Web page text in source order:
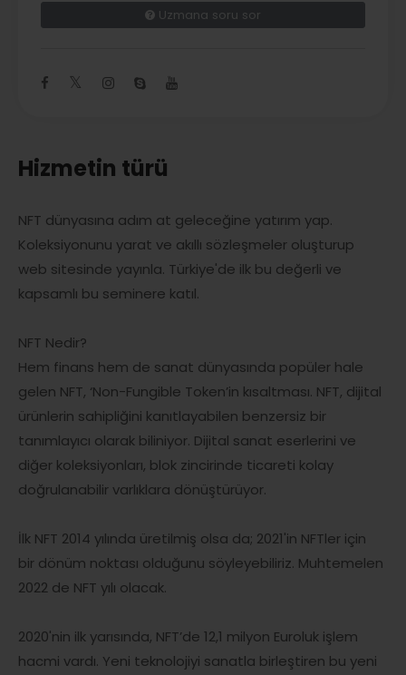
Uzmana soru sor
Hizmetin türü
NFT dünyasına adım at geleceğine yatırım yap.
Koleksiyonunu yarat ve akıllı sözleşmeler oluşturup
web sitesinde yayınla. Türkiye'de ilk bu değerli ve
kapsamlı bu seminere katıl.
NFT Nedir?
Hem finans hem de sanat dünyasında popüler hale
gelen NFT, ‘Non-Fungible Token’in kısaltması. NFT, dijital
ürünlerin sahipliğini kanıtlayabilen benzersiz bir
tanımlayıcı olarak biliniyor. Dijital sanat eserlerini ve
diğer koleksiyonları, blok zincirinde ticareti kolay
doğrulanabilir varlıklara dönüştürüyor.
İlk NFT 2014 yılında üretilmiş olsa da; 2021'in NFTler için
bir dönüm noktası olduğunu söyleyebiliriz. Muhtemelen
2022 de NFT yılı olacak.
2020'nin ilk yarısında, NFT’de 12,1 milyon Euroluk işlem
hacmi vardı. Yeni teknolojiyi sanatla birleştiren bu yeni